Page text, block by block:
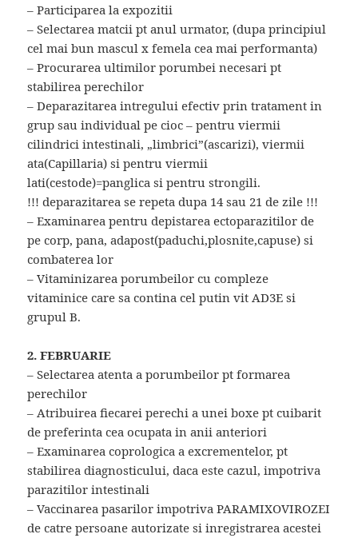
– Participarea la expozitii
– Selectarea matcii pt anul urmator, (dupa principiul
cel mai bun mascul x femela cea mai performanta)
– Procurarea ultimilor porumbei necesari pt
stabilirea perechilor
– Deparazitarea intregului efectiv prin tratament in
grup sau individual pe cioc – pentru viermii
cilindrici intestinali, „limbrici”(ascarizi), viermii
ata(Capillaria) si pentru viermii
lati(cestode)=panglica si pentru strongili.
!!! deparazitarea se repeta dupa 14 sau 21 de zile !!!
– Examinarea pentru depistarea ectoparazitilor de
pe corp, pana, adapost(paduchi,plosnite,capuse) si
combaterea lor
– Vitaminizarea porumbeilor cu compleze
vitaminice care sa contina cel putin vit AD3E si
grupul B.
2. FEBRUARIE
– Selectarea atenta a porumbeilor pt formarea
perechilor
– Atribuirea fiecarei perechi a unei boxe pt cuibarit
de preferinta cea ocupata in anii anteriori
– Examinarea coprologica a excrementelor, pt
stabilirea diagnosticului, daca este cazul, impotriva
parazitilor intestinali
– Vaccinarea pasarilor impotriva PARAMIXOVIROZEI
de catre persoane autorizate si inregistrarea acestei